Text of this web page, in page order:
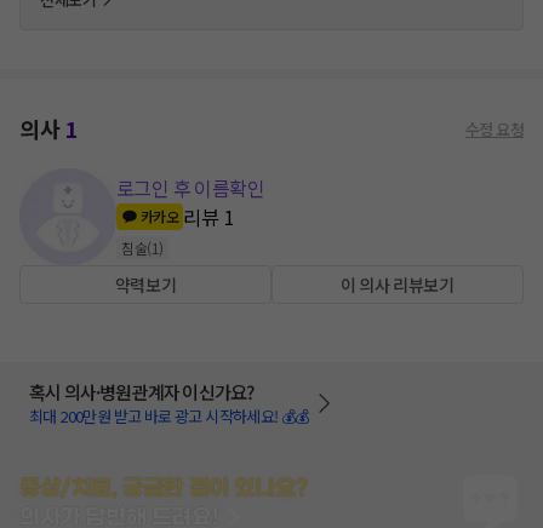
의사1 수정 요청
로그인 후 이름확인
카카오 리뷰 1
침술(1)
약력보기 이 의사 리뷰보기
혹시 의사·병원관계자 이신가요?
최대 200만원 받고 바로 광고 시작하세요! 💰💰
증상/치료, 궁금한 점이 있나요?